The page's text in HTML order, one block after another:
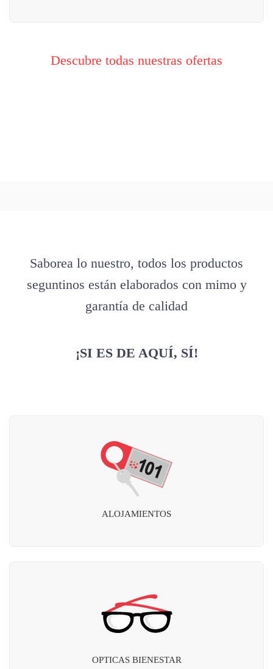
Descubre todas nuestras ofertas
Saborea lo nuestro, todos los productos
seguntinos están elaborados con mimo y
garantía de calidad
¡SI ES DE AQUÍ, SÍ!
ALOJAMIENTOS
OPTICAS BIENESTAR